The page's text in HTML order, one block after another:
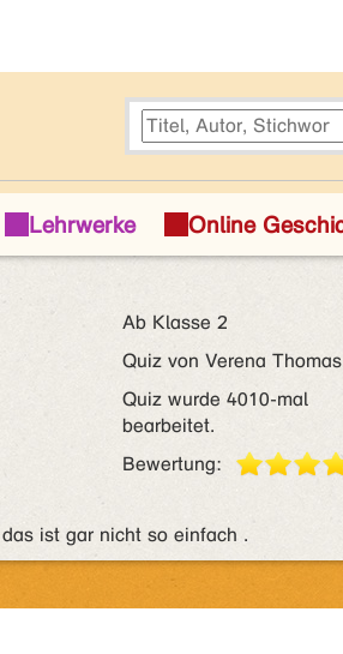
Ab Klasse 2
Quiz von Verena Thomas
Quiz wurde 4010-mal
bearbeitet.
Bewertung:
ist gar nicht so einfach .